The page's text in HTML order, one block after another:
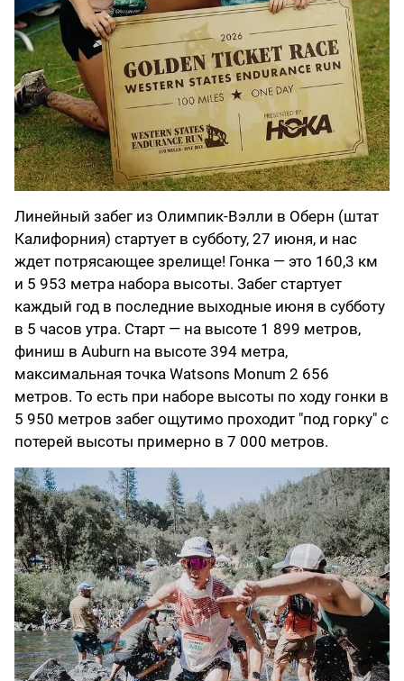
Линейный забег из Олимпик-Вэлли в Оберн (штат
Калифорния) стартует в субботу, 27 июня, и нас
ждет потрясающее зрелище! Гонка — это 160,3 км
и 5 953 метра набора высоты. Забег стартует
каждый год в последние выходные июня в субботу
в 5 часов утра. Старт — на высоте 1 899 метров,
финиш в Auburn на высоте 394 метра,
максимальная точка Watsons Monum 2 656
метров. То есть при наборе высоты по ходу гонки в
5 950 метров забег ощутимо проходит "под горку" с
потерей высоты примерно в 7 000 метров.